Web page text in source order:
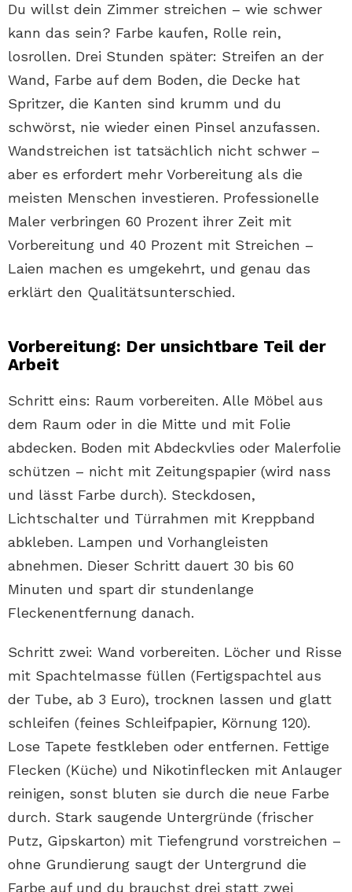
Du willst dein Zimmer streichen – wie schwer
kann das sein? Farbe kaufen, Rolle rein,
losrollen. Drei Stunden später: Streifen an der
Wand, Farbe auf dem Boden, die Decke hat
Spritzer, die Kanten sind krumm und du
schwörst, nie wieder einen Pinsel anzufassen.
Wandstreichen ist tatsächlich nicht schwer –
aber es erfordert mehr Vorbereitung als die
meisten Menschen investieren. Professionelle
Maler verbringen 60 Prozent ihrer Zeit mit
Vorbereitung und 40 Prozent mit Streichen –
Laien machen es umgekehrt, und genau das
erklärt den Qualitätsunterschied.
Vorbereitung: Der unsichtbare Teil der
Arbeit
Schritt eins: Raum vorbereiten. Alle Möbel aus
dem Raum oder in die Mitte und mit Folie
abdecken. Boden mit Abdeckvlies oder Malerfolie
schützen – nicht mit Zeitungspapier (wird nass
und lässt Farbe durch). Steckdosen,
Lichtschalter und Türrahmen mit Kreppband
abkleben. Lampen und Vorhangleisten
abnehmen. Dieser Schritt dauert 30 bis 60
Minuten und spart dir stundenlange
Fleckenentfernung danach.
Schritt zwei: Wand vorbereiten. Löcher und Risse
mit Spachtelmasse füllen (Fertigspachtel aus
der Tube, ab 3 Euro), trocknen lassen und glatt
schleifen (feines Schleifpapier, Körnung 120).
Lose Tapete festkleben oder entfernen. Fettige
Flecken (Küche) und Nikotinflecken mit Anlauger
reinigen, sonst bluten sie durch die neue Farbe
durch. Stark saugende Untergründe (frischer
Putz, Gipskarton) mit Tiefengrund vorstreichen –
ohne Grundierung saugt der Untergrund die
Farbe auf und du brauchst drei statt zwei